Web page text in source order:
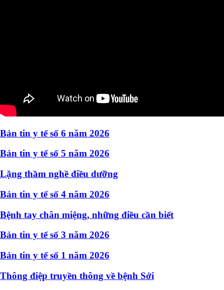
Bản tin y tế số 6 năm 2026
Bản tin y tế số 5 năm 2026
Lặng thầm nghề điều dưỡng
Bản tin y tế số 4 năm 2026
Bệnh tay chân miệng, những điều cần biết
Bản tin y tế số 3 năm 2026
Bản tin y tế số 1 năm 2026
Thông điệp truyền thông về bệnh Sởi